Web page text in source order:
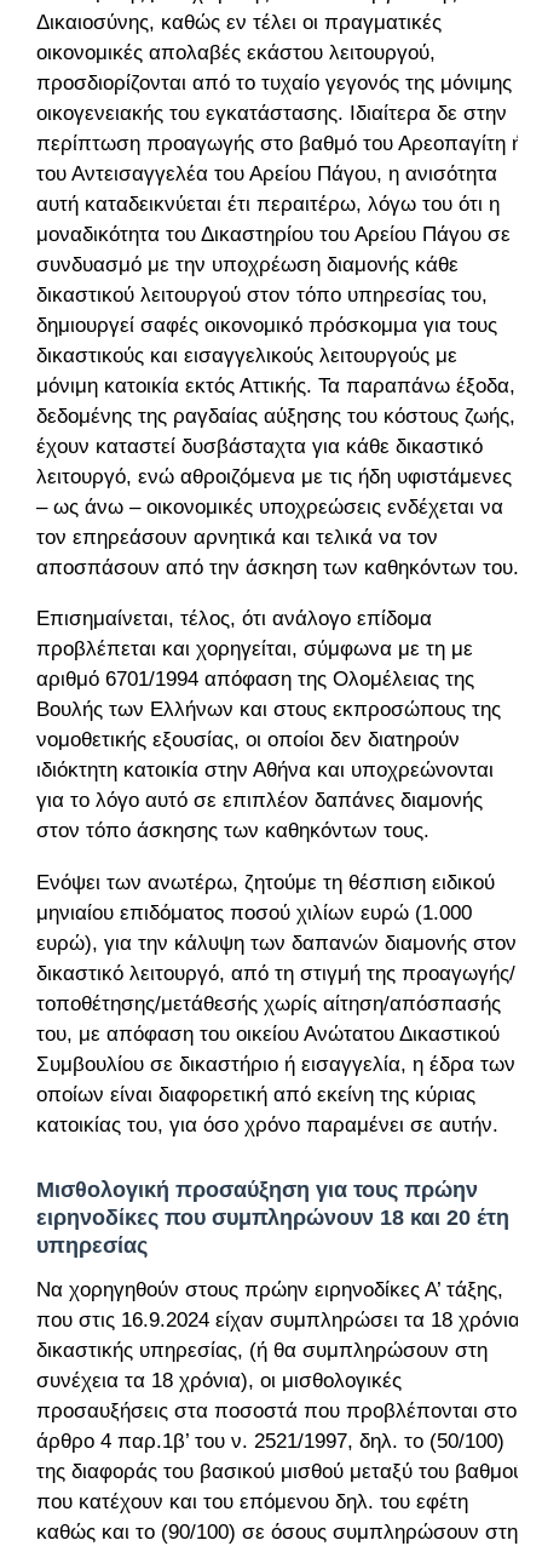
Δικαιοσύνης, καθώς εν τέλει οι πραγματικές
οικονομικές απολαβές εκάστου λειτουργού,
προσδιορίζονται από το τυχαίο γεγονός της μόνιμης
οικογενειακής του εγκατάστασης. Ιδιαίτερα δε στην
περίπτωση προαγωγής στο βαθμό του Αρεοπαγίτη ή
του Αντεισαγγελέα του Αρείου Πάγου, η ανισότητα
αυτή καταδεικνύεται έτι περαιτέρω, λόγω του ότι η
μοναδικότητα του Δικαστηρίου του Αρείου Πάγου σε
συνδυασμό με την υποχρέωση διαμονής κάθε
δικαστικού λειτουργού στον τόπο υπηρεσίας του,
δημιουργεί σαφές οικονομικό πρόσκομμα για τους
δικαστικούς και εισαγγελικούς λειτουργούς με
μόνιμη κατοικία εκτός Αττικής. Τα παραπάνω έξοδα,
δεδομένης της ραγδαίας αύξησης του κόστους ζωής,
έχουν καταστεί δυσβάσταχτα για κάθε δικαστικό
λειτουργό, ενώ αθροιζόμενα με τις ήδη υφιστάμενες
– ως άνω – οικονομικές υποχρεώσεις ενδέχεται να
τον επηρεάσουν αρνητικά και τελικά να τον
αποσπάσουν από την άσκηση των καθηκόντων του.
Eπισημαίνεται, τέλος, ότι ανάλογο επίδομα
προβλέπεται και χορηγείται, σύμφωνα με τη με
αριθμό 6701/1994 απόφαση της Ολομέλειας της
Βουλής των Ελλήνων και στους εκπροσώπους της
νομοθετικής εξουσίας, οι οποίοι δεν διατηρούν
ιδιόκτητη κατοικία στην Αθήνα και υποχρεώνονται
για το λόγο αυτό σε επιπλέον δαπάνες διαμονής
στον τόπο άσκησης των καθηκόντων τους.
Ενόψει των ανωτέρω, ζητούμε τη θέσπιση ειδικού
μηνιαίου επιδόματος ποσού χιλίων ευρώ (1.000
ευρώ), για την κάλυψη των δαπανών διαμονής στον
δικαστικό λειτουργό, από τη στιγμή της προαγωγής/
τοποθέτησης/μετάθεσής χωρίς αίτηση/απόσπασής
του, με απόφαση του οικείου Ανώτατου Δικαστικού
Συμβουλίου σε δικαστήριο ή εισαγγελία, η έδρα των
οποίων είναι διαφορετική από εκείνη της κύριας
κατοικίας του, για όσο χρόνο παραμένει σε αυτήν.
Μισθολογική προσαύξηση για τους πρώην
ειρηνοδίκες που συμπληρώνουν 18 και 20 έτη
υπηρεσίας
Να χορηγηθούν στους πρώην ειρηνοδίκες Α’ τάξης,
που στις 16.9.2024 είχαν συμπληρώσει τα 18 χρόνια
δικαστικής υπηρεσίας, (ή θα συμπληρώσουν στη
συνέχεια τα 18 χρόνια), οι μισθολογικές
προσαυξήσεις στα ποσοστά που προβλέπονται στο
άρθρο 4 παρ.1β’ του ν. 2521/1997, δηλ. το (50/100)
της διαφοράς του βασικού μισθού μεταξύ του βαθμού
που κατέχουν και του επόμενου δηλ. του εφέτη
καθώς και το (90/100) σε όσους συμπληρώσουν στη